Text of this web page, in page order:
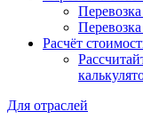
Перевозка
Расчёт
Для отраслей